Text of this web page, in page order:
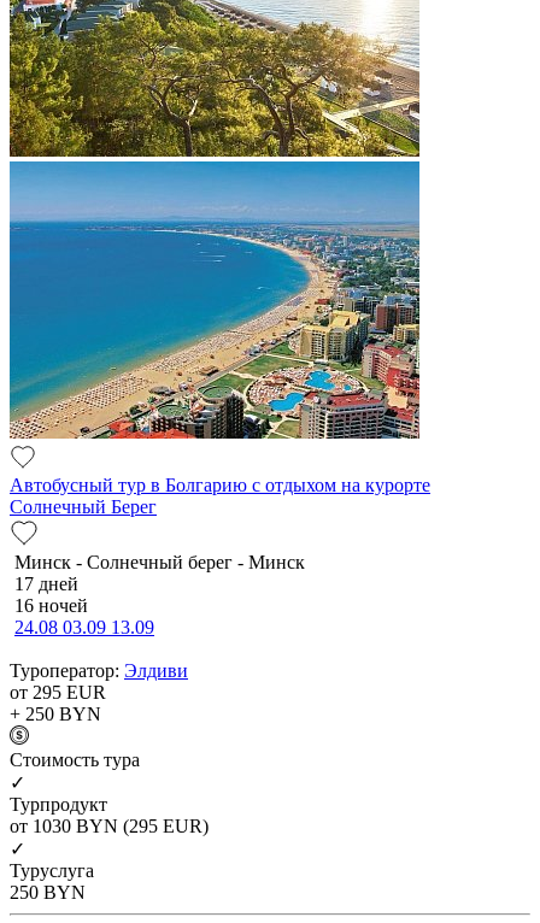
Автобусный тур в Болгарию с отдыхом на курорте
Солнечный Берег
Минск - Солнечный берег - Минск
17 дней
16 ночей
24.08 03.09 13.09
Туроператор: Элдиви
от 295 EUR
+ 250 BYN
Cтоимость тура
✓
Турпродукт
от 1030 BYN (295 EUR)
✓
Туруслуга
250 BYN